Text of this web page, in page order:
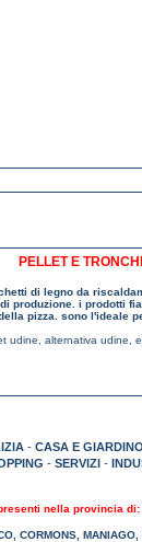
PELLET E
di legno da
produzione. i prodotti
pizza. sono l'ideale
udine alternativa udine
- CASA E GIARDINO
- SERVIZI -
nella provincia di:
CORMONS MANIAGO